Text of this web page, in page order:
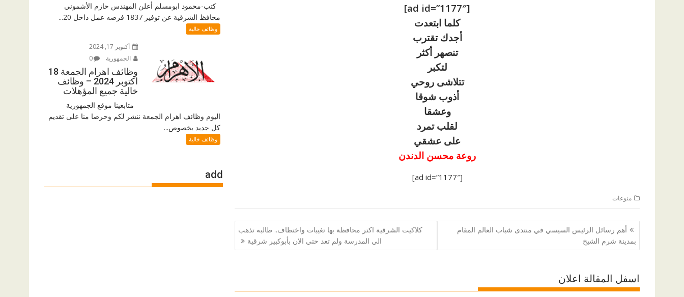
[ad id=”1177″]
كلما ابتعدت
أجدك تقترب
تنصهر أكثر
لتكبر
تتلاشى روحي
أذوب شوقا
وعشقا
لقلب تمرد
على عشقي
روعة محسن الدندن
[ad id=”1177″]
منوعات
تصفّح
المقالات
أهم رسائل الرئيس السيسي في منتدى شباب العالم المقام
بمدينة شرم الشيخ
كلاكيت الشرقية اكتر محافظة بها تغيبات واختطاف.. طالبه تذهب
الي المدرسة ولم تعد حتي الان بأبوكبير شرقية
اسفل المقالة اعلان
كتب-محمود ابومسلم أعلن المهندس حازم الأشموني
محافظ الشرقية عن توفير 1837 فرصه عمل داخل 20...
وظائف خالية
أكتوبر 17, 2024
الجمهورية
0
وظائف اهرام الجمعة 18
اكتوبر 2024 – وظائف
خالية جميع المؤهلات
متابعينا موقع الجمهورية
اليوم وظائف اهرام الجمعة ننشر لكم وحرصا منا على تقديم
كل جديد بخصوص...
وظائف خالية
add